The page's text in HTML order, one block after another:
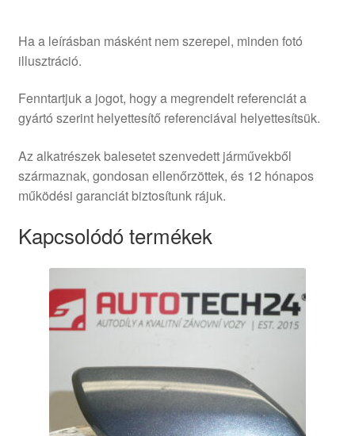
Ha a leírásban másként nem szerepel, minden fotó
illusztráció.
Fenntartjuk a jogot, hogy a megrendelt referenciát a
gyártó szerint helyettesítő referenciával helyettesítsük.
Az alkatrészek balesetet szenvedett járművekből
származnak, gondosan ellenőrzöttek, és 12 hónapos
működési garanciát biztosítunk rájuk.
Kapcsolódó termékek